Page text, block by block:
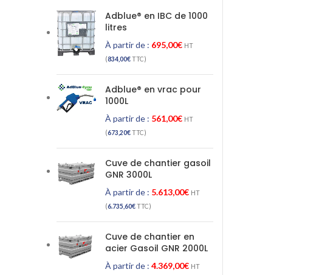
Adblue® en IBC de 1000
litres
À partir de : 695,00€ HT
(834,00€TTC)
Adblue® en vrac pour
1000L
À partir de : 561,00€ HT
(673,20€TTC)
Cuve de chantier gasoil
GNR 3000L
À partir de : 5.613,00€ HT
(6.735,60€TTC)
Cuve de chantier en
acier Gasoil GNR 2000L
À partir de : 4.369,00€ HT